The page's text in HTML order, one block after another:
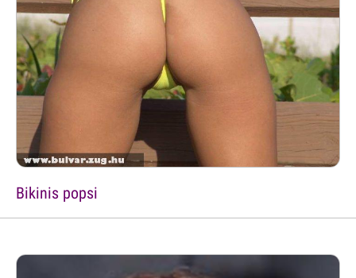
Bikinis popsi